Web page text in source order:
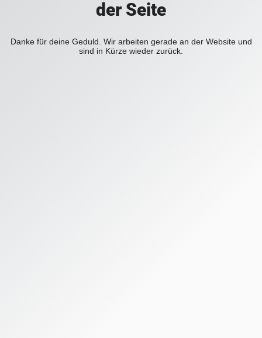
der Seite
Danke für deine Geduld. Wir arbeiten gerade an der Website und
sind in Kürze wieder zurück.